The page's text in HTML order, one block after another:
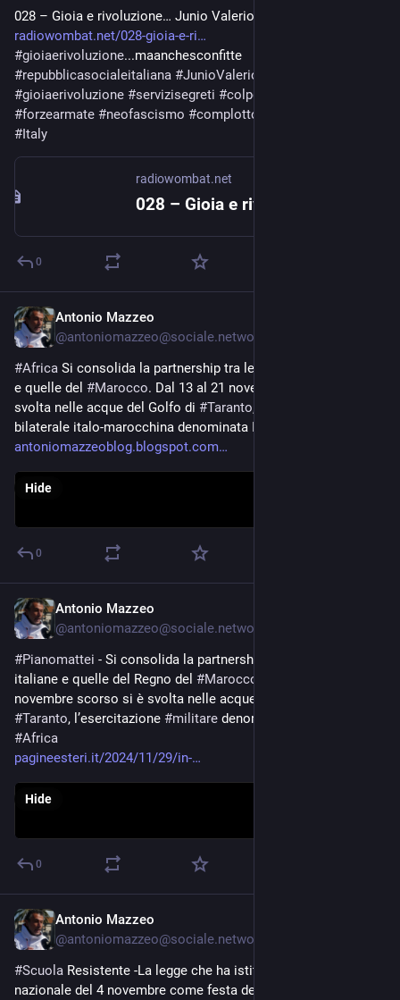
028 – Gioia e rivoluzione… Junio Valerio Borghese
radiowombat.net/028-gioia-e-ri
#gioiaerivoluzione
#repubblicasocialeitaliana #JunioValerioBorghese
#gioiaerivoluzione #servizisegreti #colpodistato
#forzearmate #neofascismo #complotto
#Italy
radiowombat.net
0
Antonio Mazzeo
@antoniomazzeo@sociale.network
#Africa Si consolida la partnership tra le
e quelle del #Marocco. Dal 13 al 21 novembre scorso si è
svolta nelle acque del Golfo di #Taranto
bilaterale italo-marocchina denominata ITA-MOR 24
antoniomazzeoblog.blogspot.com
Hide
0
Antonio Mazzeo
@antoniomazzeo@sociale.network
#Pianomattei - Si consolida la partnership tra le
italiane e quelle del Regno del #Marocco
#Taranto, l’esercitazione #militare
#Africa
pagineesteri.it/2024/11/29/in-
Hide
0
Antonio Mazzeo
@antoniomazzeo@sociale.network
#Scuola Resistente -La legge che ha istituito la giornata
nazionale del 4 novembre come festa delle